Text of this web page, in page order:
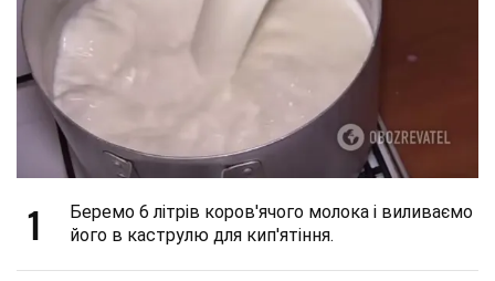
1
Беремо 6 літрів коров'ячого молока і виливаємо
його в каструлю для кип'ятіння.